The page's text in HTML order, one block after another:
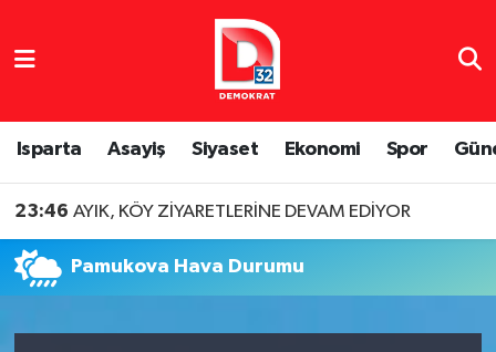
Isparta Asayiş Siyaset Ekonomi Spor
23:46 AYIK, KÖY ZİYARETLERİNE DEVAM EDİYOR
Pamukova Hava Durumu
Isparta Nöbetçi Eczaneler
Isparta Hava Durumu